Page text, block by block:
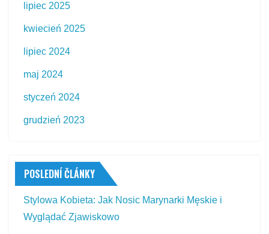
lipiec 2025
kwiecień 2025
lipiec 2024
maj 2024
styczeń 2024
grudzień 2023
POSLEDNÍ ČLÁNKY
Stylowa Kobieta: Jak Nosic Marynarki Męskie i
Wyglądać Zjawiskowo